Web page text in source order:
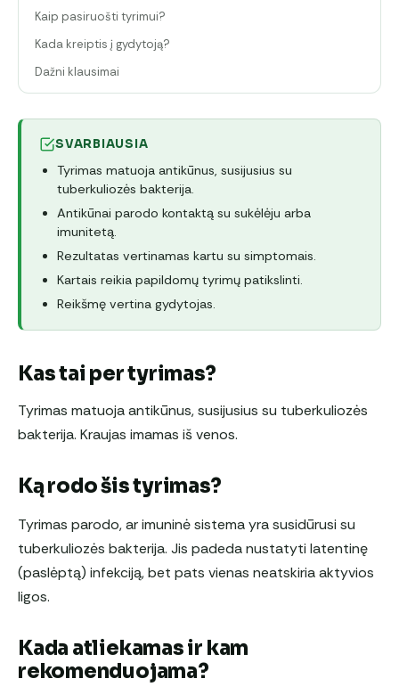
Kaip pasiruošti tyrimui?
Kada kreiptis į gydytoją?
Dažni klausimai
SVARBIAUSIA
Tyrimas matuoja antikūnus, susijusius su
tuberkuliozės bakterija.
Antikūnai parodo kontaktą su sukėlėju arba
imunitetą.
Rezultatas vertinamas kartu su simptomais.
Kartais reikia papildomų tyrimų patikslinti.
Reikšmę vertina gydytojas.
Kas tai per tyrimas?
Tyrimas matuoja antikūnus, susijusius su tuberkuliozės
bakterija. Kraujas imamas iš venos.
Ką rodo šis tyrimas?
Tyrimas parodo, ar imuninė sistema yra susidūrusi su
tuberkuliozės bakterija. Jis padeda nustatyti latentinę
(paslėptą) infekciją, bet pats vienas neatskiria aktyvios
ligos.
Kada atliekamas ir kam
rekomenduojama?